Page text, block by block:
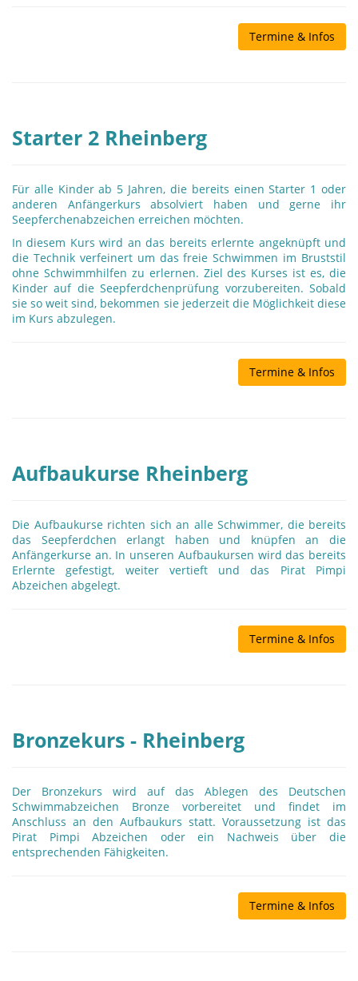
Termine & Infos
Starter 2 Rheinberg
Für alle Kinder ab 5 Jahren, die bereits einen Starter 1 oder
anderen Anfängerkurs absolviert haben und gerne ihr
Seepferchenabzeichen erreichen möchten.
In diesem Kurs wird an das bereits erlernte angeknüpft und
die Technik verfeinert um das freie Schwimmen im Bruststil
ohne Schwimmhilfen zu erlernen. Ziel des Kurses ist es, die
Kinder auf die Seepferdchenprüfung vorzubereiten. Sobald
sie so weit sind, bekommen sie jederzeit die Möglichkeit diese
im Kurs abzulegen.
Termine & Infos
Aufbaukurse Rheinberg
Die Aufbaukurse richten sich an alle Schwimmer, die bereits
das Seepferdchen erlangt haben und knüpfen an die
Anfängerkurse an. In unseren Aufbaukursen wird das bereits
Erlernte gefestigt, weiter vertieft und das Pirat Pimpi
Abzeichen abgelegt.
Termine & Infos
Bronzekurs - Rheinberg
Der Bronzekurs wird auf das Ablegen des Deutschen
Schwimmabzeichen Bronze vorbereitet und findet im
Anschluss an den Aufbaukurs statt. Voraussetzung ist das
Pirat Pimpi Abzeichen oder ein Nachweis über die
entsprechenden Fähigkeiten.
Termine & Infos